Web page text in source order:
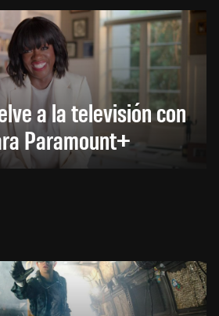
a la televisión con
Paramount+